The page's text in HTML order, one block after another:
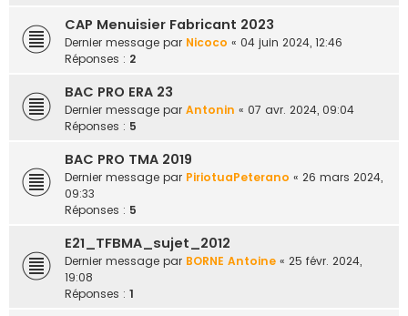
CAP Menuisier Fabricant 2023
Dernier message par Nicoco « 04 juin 2024, 12:46
Réponses : 2
BAC PRO ERA 23
Dernier message par Antonin « 07 avr. 2024, 09:04
Réponses : 5
BAC PRO TMA 2019
Dernier message par PiriotuaPeterano « 26 mars 2024,
09:33
Réponses : 5
E21_TFBMA_sujet_2012
Dernier message par BORNE Antoine « 25 févr. 2024,
19:08
Réponses : 1